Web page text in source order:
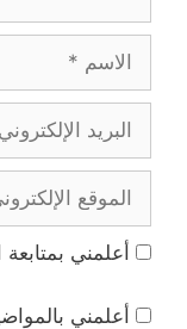
الإلكتروني
الإلكتروني
أعلمني بمتابعة
أعلمني